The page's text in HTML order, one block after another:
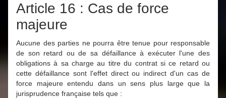
Article 16 : Cas de force
majeure
Aucune des parties ne pourra être tenue pour responsable
de son retard ou de sa défaillance à exécuter l'une des
obligations à sa charge au titre du contrat si ce retard ou
cette défaillance sont l'effet direct ou indirect d'un cas de
force majeure entendu dans un sens plus large que la
jurisprudence française tels que :